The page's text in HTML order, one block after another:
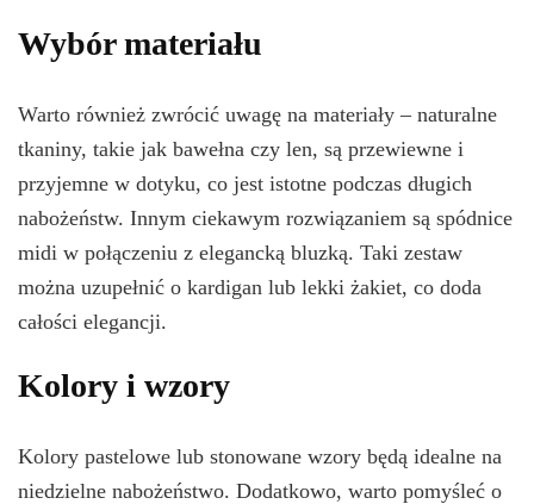
Wybór materiału
Warto również zwrócić uwagę na materiały – naturalne
tkaniny, takie jak bawełna czy len, są przewiewne i
przyjemne w dotyku, co jest istotne podczas długich
nabożeństw. Innym ciekawym rozwiązaniem są spódnice
midi w połączeniu z elegancką bluzką. Taki zestaw
można uzupełnić o kardigan lub lekki żakiet, co doda
całości elegancji.
Kolory i wzory
Kolory pastelowe lub stonowane wzory będą idealne na
niedzielne nabożeństwo. Dodatkowo, warto pomyśleć o